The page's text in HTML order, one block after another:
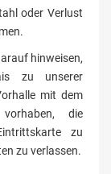
oder Verlust
hinweisen,
zu unserer
mit dem
die
zu
zu verlassen.